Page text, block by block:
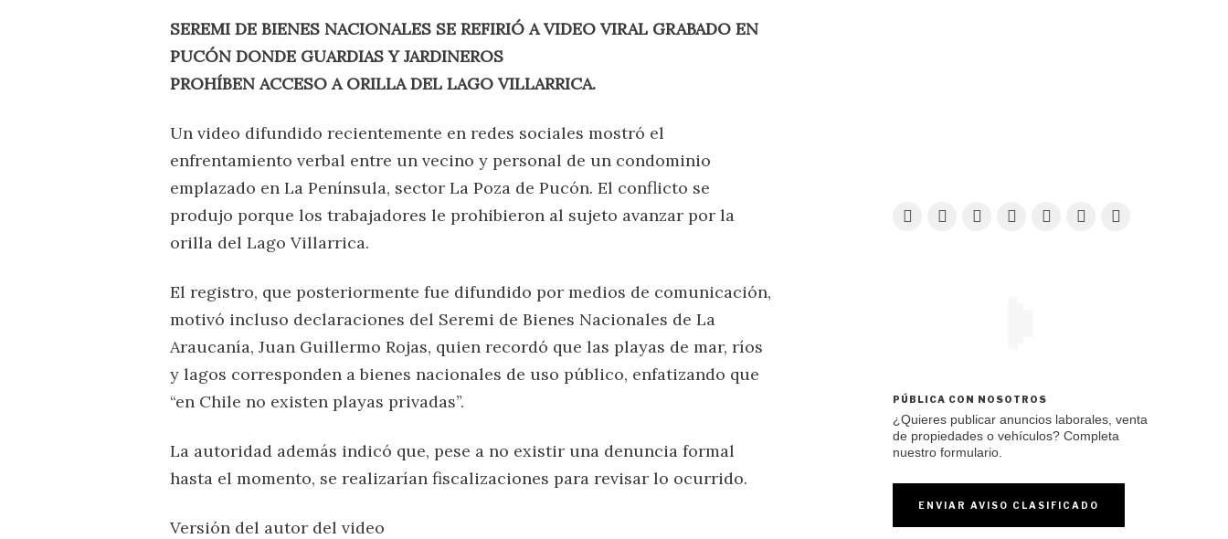
SEREMI DE BIENES NACIONALES SE REFIRIÓ A VIDEO VIRAL GRABADO EN
PUCÓN DONDE GUARDIAS Y JARDINEROS
PROHÍBEN ACCESO A ORILLA DEL LAGO VILLARRICA.
Un video difundido recientemente en redes sociales mostró el
enfrentamiento verbal entre un vecino y personal de un condominio
emplazado en La Península, sector La Poza de Pucón. El conflicto se
produjo porque los trabajadores le prohibieron al sujeto avanzar por la
orilla del Lago Villarrica.
El registro, que posteriormente fue difundido por medios de comunicación,
motivó incluso declaraciones del Seremi de Bienes Nacionales de La
Araucanía, Juan Guillermo Rojas, quien recordó que las playas de mar, ríos
y lagos corresponden a bienes nacionales de uso público, enfatizando que
“en Chile no existen playas privadas”.
La autoridad además indicó que, pese a no existir una denuncia formal
hasta el momento, se realizarían fiscalizaciones para revisar lo ocurrido.
Versión del autor del video
PÚBLICA CON NOSOTROS
¿Quieres publicar anuncios laborales, venta
de propiedades o vehículos? Completa
nuestro formulario.
ENVIAR AVISO CLASIFICADO